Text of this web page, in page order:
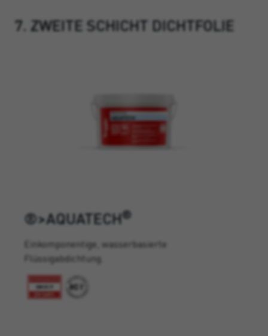
7. ZWEITE SCHICHT DICHTFOLIE
®>AQUATECH®
Einkomponentige, wasserbasierte
Flüssigabdichtung.